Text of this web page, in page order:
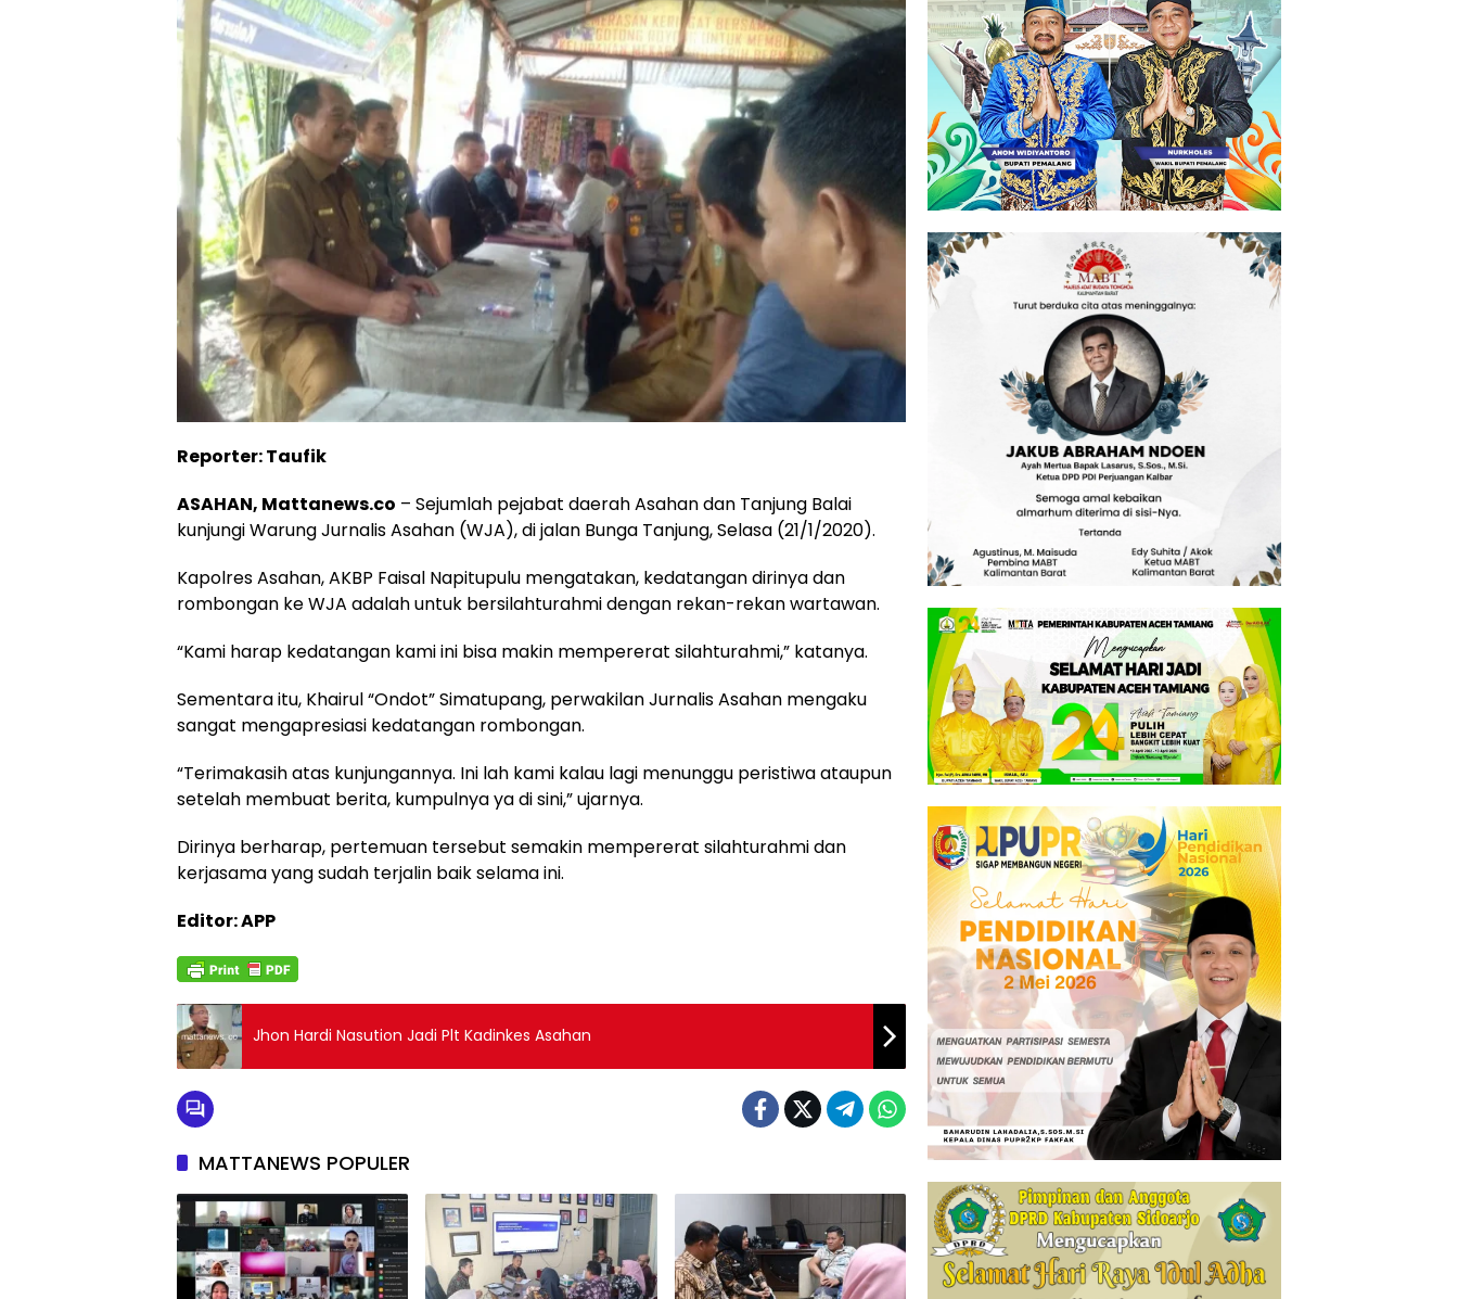
Reporter: Taufik
ASAHAN, Mattanews.co – Sejumlah pejabat daerah Asahan dan Tanjung Balai
kunjungi Warung Jurnalis Asahan (WJA), di jalan Bunga Tanjung, Selasa (21/1/2020).
Kapolres Asahan, AKBP Faisal Napitupulu mengatakan, kedatangan dirinya dan
rombongan ke WJA adalah untuk bersilahturahmi dengan rekan-rekan wartawan.
“Kami harap kedatangan kami ini bisa makin mempererat silahturahmi,” katanya.
Sementara itu, Khairul “Ondot” Simatupang, perwakilan Jurnalis Asahan mengaku
sangat mengapresiasi kedatangan rombongan.
“Terimakasih atas kunjungannya. Ini lah kami kalau lagi menunggu peristiwa ataupun
setelah membuat berita, kumpulnya ya di sini,” ujarnya.
Dirinya berharap, pertemuan tersebut semakin mempererat silahturahmi dan
kerjasama yang sudah terjalin baik selama ini.
Editor: APP
Jhon Hardi Nasution Jadi Plt Kadinkes Asahan
MATTANEWS POPULER